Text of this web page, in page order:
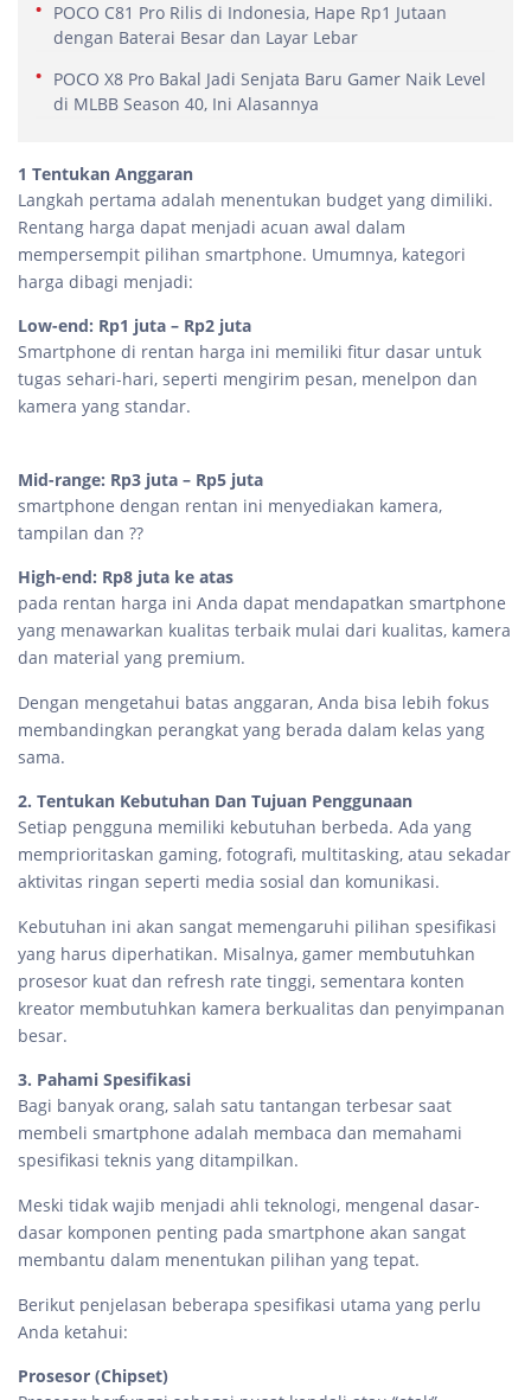
POCO C81 Pro Rilis di Indonesia, Hape Rp1 Jutaan
dengan Baterai Besar dan Layar Lebar
POCO X8 Pro Bakal Jadi Senjata Baru Gamer Naik Level
di MLBB Season 40, Ini Alasannya
1 Tentukan Anggaran
Langkah pertama adalah menentukan budget yang dimiliki.
Rentang harga dapat menjadi acuan awal dalam
mempersempit pilihan smartphone. Umumnya, kategori
harga dibagi menjadi:
Low-end: Rp1 juta – Rp2 juta
Smartphone di rentan harga ini memiliki fitur dasar untuk
tugas sehari-hari, seperti mengirim pesan, menelpon dan
kamera yang standar.
Mid-range: Rp3 juta – Rp5 juta
smartphone dengan rentan ini menyediakan kamera,
tampilan dan ??
High-end: Rp8 juta ke atas
pada rentan harga ini Anda dapat mendapatkan smartphone
yang menawarkan kualitas terbaik mulai dari kualitas, kamera
dan material yang premium.
Dengan mengetahui batas anggaran, Anda bisa lebih fokus
membandingkan perangkat yang berada dalam kelas yang
sama.
2. Tentukan Kebutuhan Dan Tujuan Penggunaan
Setiap pengguna memiliki kebutuhan berbeda. Ada yang
memprioritaskan gaming, fotografi, multitasking, atau sekadar
aktivitas ringan seperti media sosial dan komunikasi.
Kebutuhan ini akan sangat memengaruhi pilihan spesifikasi
yang harus diperhatikan. Misalnya, gamer membutuhkan
prosesor kuat dan refresh rate tinggi, sementara konten
kreator membutuhkan kamera berkualitas dan penyimpanan
besar.
3. Pahami Spesifikasi
Bagi banyak orang, salah satu tantangan terbesar saat
membeli smartphone adalah membaca dan memahami
spesifikasi teknis yang ditampilkan.
Meski tidak wajib menjadi ahli teknologi, mengenal dasar-
dasar komponen penting pada smartphone akan sangat
membantu dalam menentukan pilihan yang tepat.
Berikut penjelasan beberapa spesifikasi utama yang perlu
Anda ketahui:
Prosesor (Chipset)